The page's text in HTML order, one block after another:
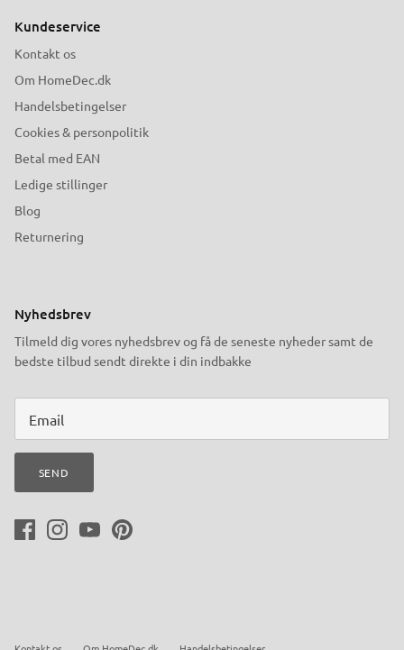
Kundeservice
Kontakt os
Om HomeDec.dk
Handelsbetingelser
Cookies & personpolitik
Betal med EAN
Ledige stillinger
Blog
Returnering
Nyhedsbrev
Tilmeld dig vores nyhedsbrev og få de seneste nyheder samt de
bedste tilbud sendt direkte i din indbakke
SEND